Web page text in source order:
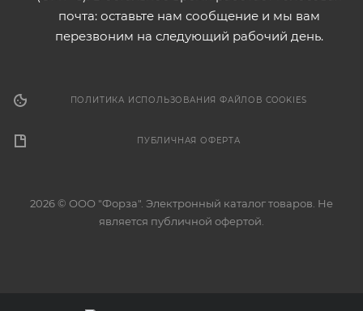
почта: оставьте нам сообщение и мы вам
перезвоним на следующий рабочий день.
ПОЛИТИКА ИСПОЛЬЗОВАНИЯ ФАЙЛОВ COOKIES
ПУБЛИЧНАЯ ОФЕРТА
2026 © ООО "Форза". Электронный каталог товаров. Не
является публичной офертой.